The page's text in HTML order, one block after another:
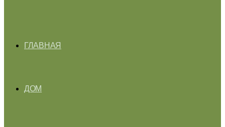
ГЛАВНАЯ
ДОМ